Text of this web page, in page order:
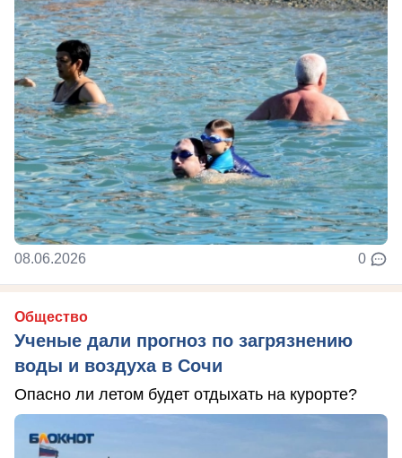
08.06.2026 0
Общество
Ученые дали прогноз по загрязнению
воды и воздуха в Сочи
Опасно ли летом будет отдыхать на курорте?